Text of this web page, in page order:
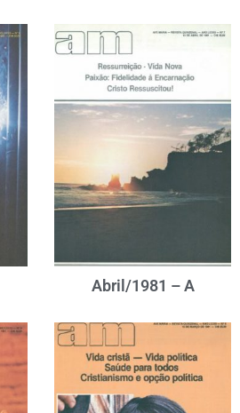
Abril/1981 – A